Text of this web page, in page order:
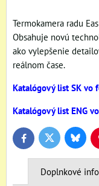
Termokamera radu
Obsahuje novú
ako vylepšenie
reálnom čase.
Katalógový list SK vo
Katalógový list ENG
FacebookTwitter
Doplnkové